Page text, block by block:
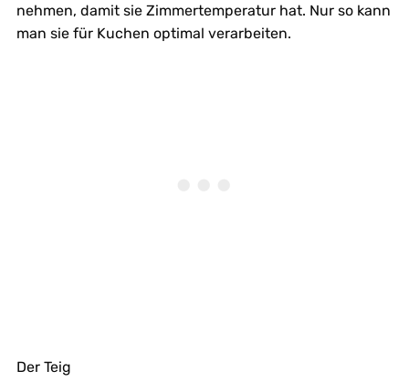
nehmen, damit sie Zimmertemperatur hat. Nur so kann
man sie für Kuchen optimal verarbeiten.
Der Teig